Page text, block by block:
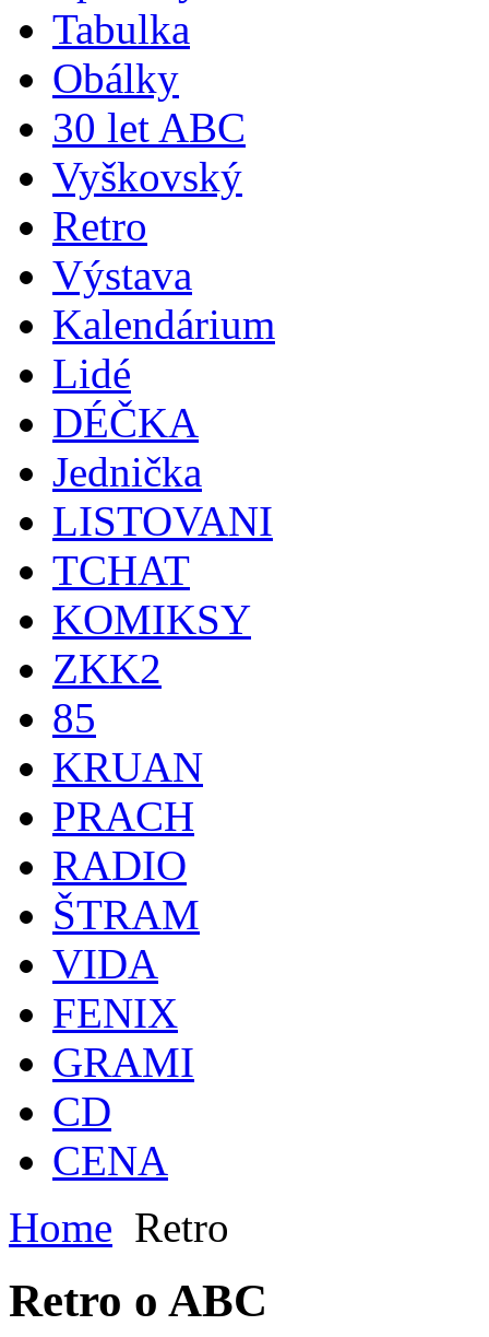
Tabulka
Obálky
30 let ABC
Vyškovský
Retro
Výstava
Kalendárium
Lidé
DÉČKA
Jednička
LISTOVANI
TCHAT
KOMIKSY
ZKK2
85
KRUAN
PRACH
RADIO
ŠTRAM
VIDA
FENIX
GRAMI
CD
CENA
Home Retro
Retro o ABC